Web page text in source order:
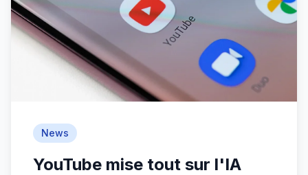
News
YouTube mise tout sur l'IA